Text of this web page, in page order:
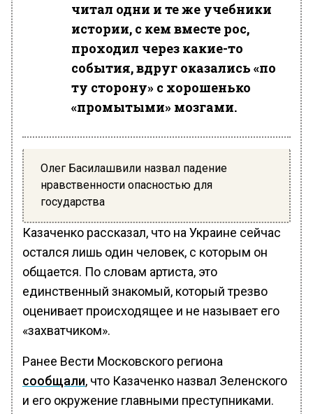
читал одни и те же учебники
истории, с кем вместе рос,
проходил через какие-то
события, вдруг оказались «по
ту сторону» с хорошенько
«промытыми» мозгами.
Олег Басилашвили назвал падение
нравственности опасностью для
государства
Казаченко рассказал, что на Украине сейчас
остался лишь один человек, с которым он
общается. По словам артиста, это
единственный знакомый, который трезво
оценивает происходящее и не называет его
«захватчиком».
Ранее Вести Московского региона
сообщали, что Казаченко назвал Зеленского
и его окружение главными преступниками.